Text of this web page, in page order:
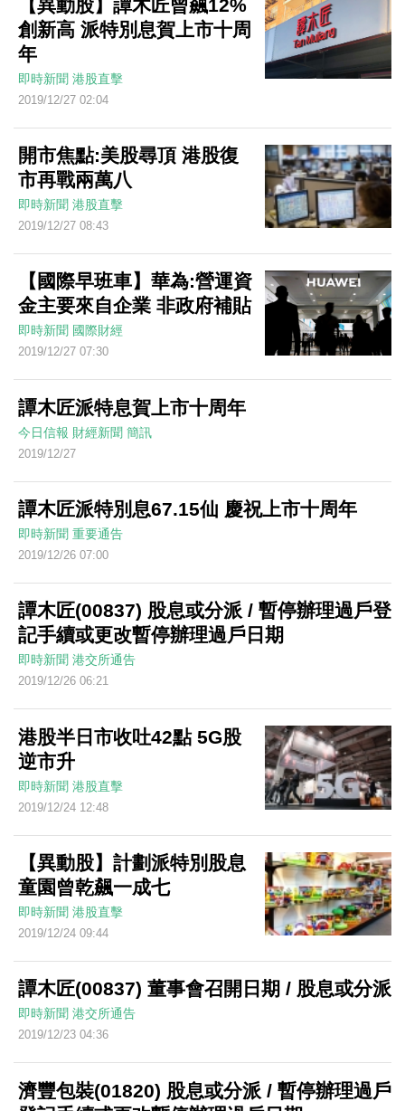
【異動股】譚木匠曾飆12%
創新高 派特別息賀上市十周
年
即時新聞 港股直擊
2019/12/27 02:04
開市焦點:美股尋頂 港股復
市再戰兩萬八
即時新聞 港股直擊
2019/12/27 08:43
【國際早班車】華為:營運資
金主要來自企業 非政府補貼
即時新聞 國際財經
2019/12/27 07:30
譚木匠派特息賀上市十周年
今日信報 財經新聞 簡訊
2019/12/27
譚木匠派特別息67.15仙 慶祝上市十周年
即時新聞 重要通告
2019/12/26 07:00
譚木匠(00837) 股息或分派 / 暫停辦理過戶登
記手續或更改暫停辦理過戶日期
即時新聞 港交所通告
2019/12/26 06:21
港股半日市收吐42點 5G股
逆市升
即時新聞 港股直擊
2019/12/24 12:48
【異動股】計劃派特別股息
童園曾乾飆一成七
即時新聞 港股直擊
2019/12/24 09:44
譚木匠(00837) 董事會召開日期 / 股息或分派
即時新聞 港交所通告
2019/12/23 04:36
濟豐包裝(01820) 股息或分派 / 暫停辦理過戶